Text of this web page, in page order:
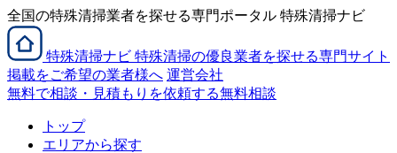
全国の特殊清掃業者を探せる専門ポータル 特殊清掃ナビ
特殊清掃ナビ 特殊清掃の優良業者を探せる専門サイト
掲載をご希望の業者様へ 運営会社
無料で相談・見積もりを依頼する無料相談
トップ
エリアから探す